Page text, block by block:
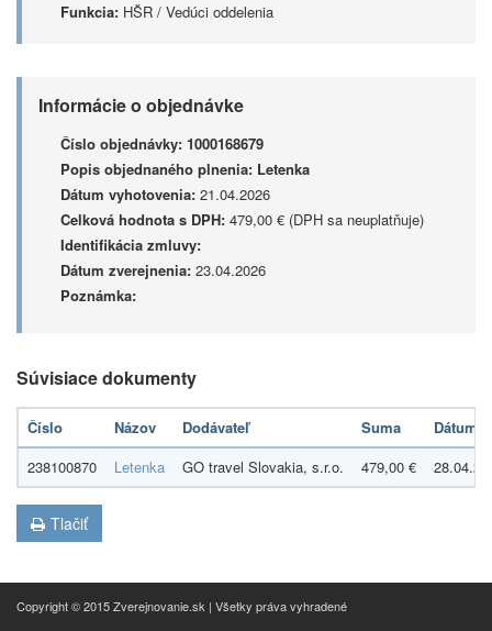
Funkcia: HŠR / Vedúci oddelenia
Informácie o objednávke
Číslo objednávky: 1000168679
Popis objednaného plnenia: Letenka
Dátum vyhotovenia: 21.04.2026
Celková hodnota s DPH: 479,00 € (DPH sa neuplatňuje)
Identifikácia zmluvy:
Dátum zverejnenia: 23.04.2026
Poznámka:
Súvisiace dokumenty
Číslo Názov Dodávateľ Suma
Dátum
238100870
Letenka GO travel Slovakia, s.r.o. 479,00 €
Tlačiť
Copyright © 2015 Zverejnovanie.sk | Všetky práva vyhradené